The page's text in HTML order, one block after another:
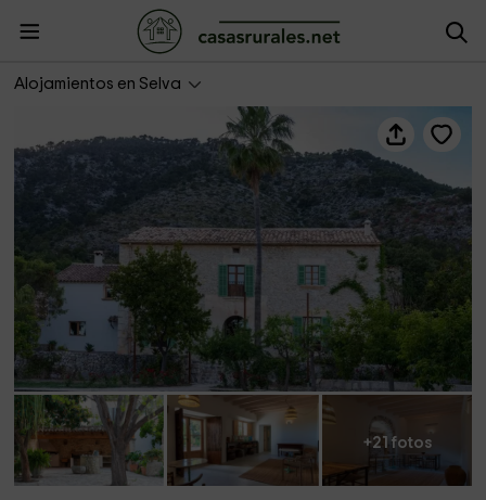
Alojamientos en Selva
+21 fotos